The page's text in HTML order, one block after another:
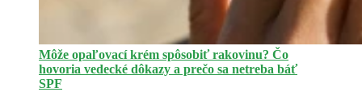
Môže opaľovací krém spôsobiť rakovinu? Čo
hovoria vedecké dôkazy a prečo sa netreba báť
SPF